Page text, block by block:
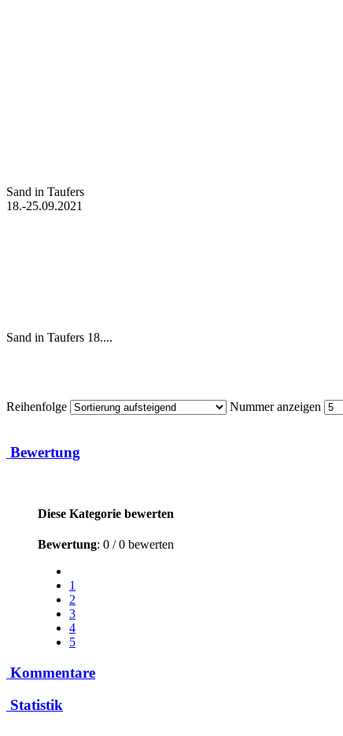
Sand in Taufers
18.-25.09.2021
Sand in Taufers 18....
Reihenfolge Nummer anzeigen
Bewertung
Diese Kategorie bewerten
Bewertung: 0 / 0 bewerten
1
2
3
4
5
Kommentare
Statistik